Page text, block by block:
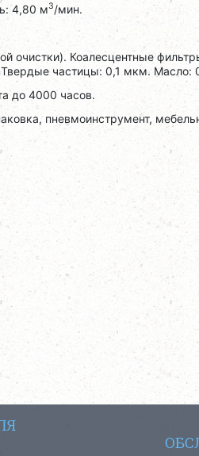
4,80 м3/мин.
очистки). Коалесцентные
частицы: 0,1 мкм. Масло:
до 4000 часов.
пневмоинструмент,